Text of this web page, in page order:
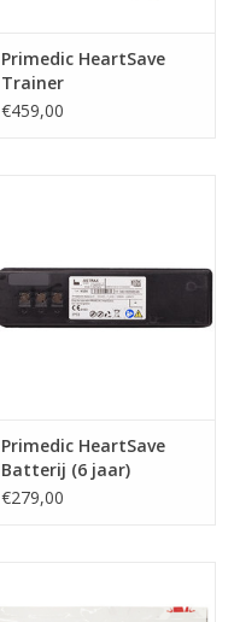
Primedic HeartSave
Trainer
€459,00
Primedic HeartSave
Batterij (6 jaar)
€279,00